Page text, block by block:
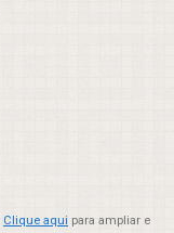
Clique aqui para ampliar e